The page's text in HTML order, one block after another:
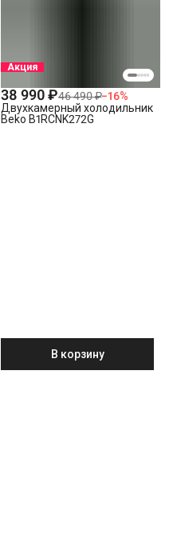
Акция
38 990 ₽46 490 ₽−16%
Двухкамерный холодильник
Beko B1RCNK272G
В корзину